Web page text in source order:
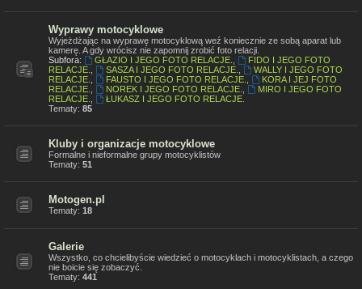
Wyprawy motocyklowe
Wyjeżdżając na wyprawę motocyklową weź koniecznie ze sobą aparat lub
kamerę. A gdy wrócisz nie zapomnij zrobić foto relacji.
Subfora:
GŁAZIO I JEGO FOTO RELACJE.
FIDO I JEGO FOTO
RELACJE.
SASZA I JEGO FOTO RELACJE.
WALLY I JEGO FOTO
RELACJE.
FAUSTO I JEGO FOTO RELACJE.
KORA I JEJ FOTO
RELACJE.
NOREK I JEGO FOTO RELACJE.
MIRO I JEGO FOTO
RELACJE.
ŁUKASZ I JEGO FOTO RELACJE.
Tematy: 85
Kluby i organizacje motocyklowe
Formalne i nieformalne grupy motocyklistów
Tematy: 51
Motogen.pl
Tematy: 18
Galerie
Wszystko, co chcielibyście wiedzieć o motocyklach i motocyklistach, a czego
nie boicie się zobaczyć.
Tematy: 441